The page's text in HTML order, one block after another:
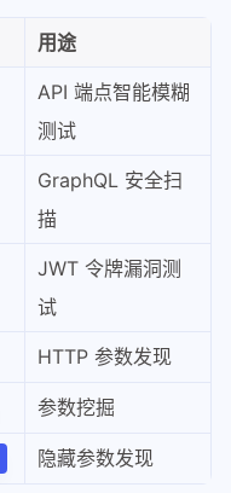
用途
API 端点智能模糊
测试
GraphQL 安全扫
描
JWT 令牌漏洞测
试
HTTP 参数发现
参数挖掘
隐藏参数发现